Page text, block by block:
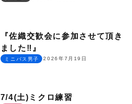
『佐織交歓会に参加させて頂き
ました‼︎』
2026年7月19日
ミニバス男子
7/4(土)ミクロ練習